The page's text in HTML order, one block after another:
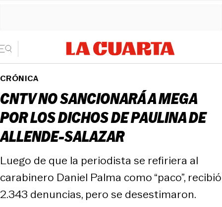
CRÓNICA
CNTV NO SANCIONARÁ A MEGA
POR LOS DICHOS DE PAULINA DE
ALLENDE-SALAZAR
Luego de que la periodista se refiriera al
carabinero Daniel Palma como “paco”, recibió
2.343 denuncias, pero se desestimaron.